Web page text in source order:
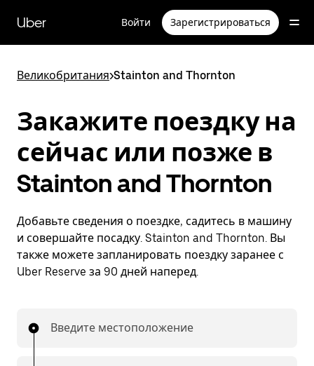
перейти
к
содержимому
Uber Войти Зарегистрироваться
Великобритания>Stainton and Thornton
Закажите поездку на
сейчас или позже в
Stainton and Thornton
Добавьте сведения о поездке, садитесь в машину
и совершайте посадку. Stainton and Thornton. Вы
также можете запланировать поездку заранее с
Uber Reserve за 90 дней наперед.
Введите местоположение